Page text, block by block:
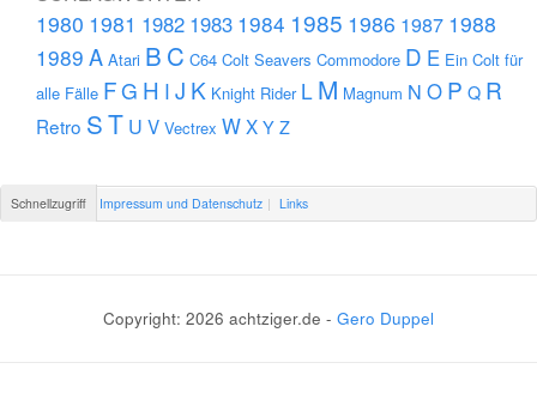
1980 1981 1982 1983 1984 1985 1986 1987 1988
1989 A Atari B C C64 Colt Seavers Commodore D E Ein Colt für
alle Fälle FG H I J K Knight Rider L M Magnum N O P Q R
Retro ST U V Vectrex WXYZ
Schnellzugriff Impressum und Datenschutz Links
Copyright: 2026 achtziger.de - Gero Duppel